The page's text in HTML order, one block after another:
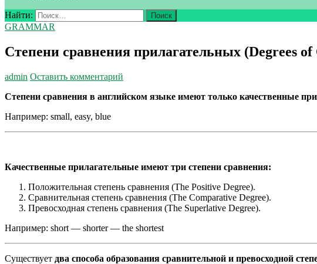
Найти:
GRAMMAR
Степени сравнения прилагательных (Degrees
admin Оставить комментарий
Степени сравнения в английском языке имеют только качественные
Например: small, easy, blue
Качественные прилагательные имеют три степени сравнения:
Положительная степень сравнения (The Positive Degree).
Сравнительная степень сравнения (The Compara­tive Degree).
Превосходная степень сравнения (The Superlative Degree).
Например: short — shorter — the shortest
Существует два способа образования сравнительной и превосходной